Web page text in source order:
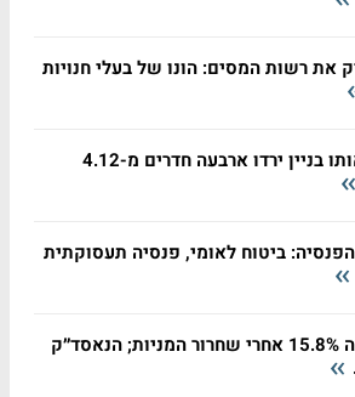
את רשות המסים: הונו של בעלי חנויות
תל בנימין: באותו בניין ירדו ארבעה חדרים מ-4.12
ביטוח לאומי, פנסיה תעסוקתית
ספייס X זינקה 15.8% אחרי שחרור המניות; הנאסד״ק